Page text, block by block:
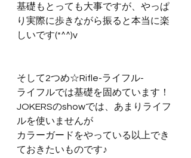
基礎もとっても大事ですが、やっぱ
り実際に歩きながら振ると本当に楽
しいです(*^^)v
そして2つめ☆Rifle-ライフル-
ライフルでは基礎を固めています！
JOKERSのshowでは、あまりライフ
ルを使いませんが
カラーガードをやっている以上でき
ておきたいものです♪